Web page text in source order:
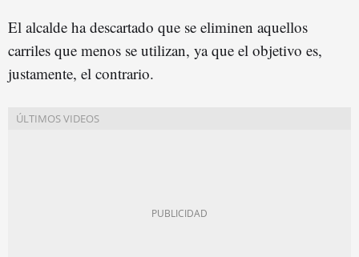
El alcalde ha descartado que se eliminen aquellos
carriles que menos se utilizan, ya que el objetivo es,
justamente, el contrario.